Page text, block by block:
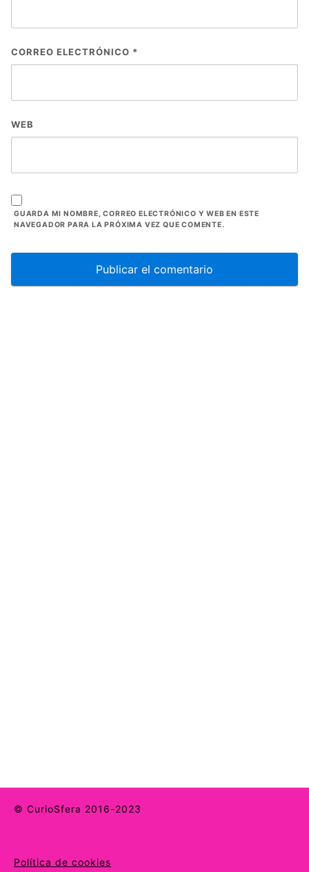
CORREO ELECTRÓNICO *
WEB
GUARDA MI NOMBRE, CORREO ELECTRÓNICO Y WEB EN ESTE
NAVEGADOR PARA LA PRÓXIMA VEZ QUE COMENTE.
© CurioSfera 2016-2023
Política de cookies